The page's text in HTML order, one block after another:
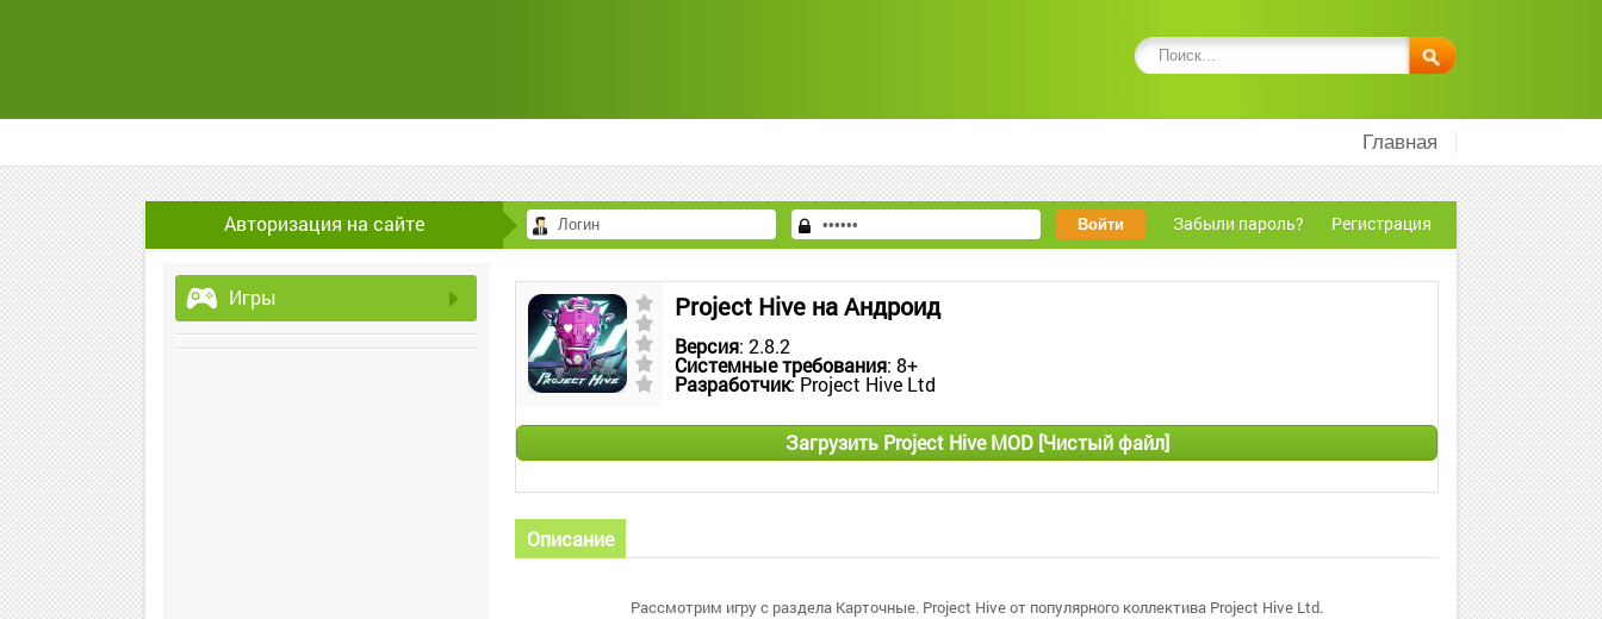
Главная
Авторизация на сайте Забыли пароль? Регистрация
Игры Project Hive на Андроид
Версия: 2.8.2
Системные требования: 8+
Разработчик: Project Hive Ltd
Загрузить Project Hive MOD [Чистый файл]
Описание
Рассмотрим игру с раздела Карточные. Project Hive от популярного коллектива Project Hive Ltd.